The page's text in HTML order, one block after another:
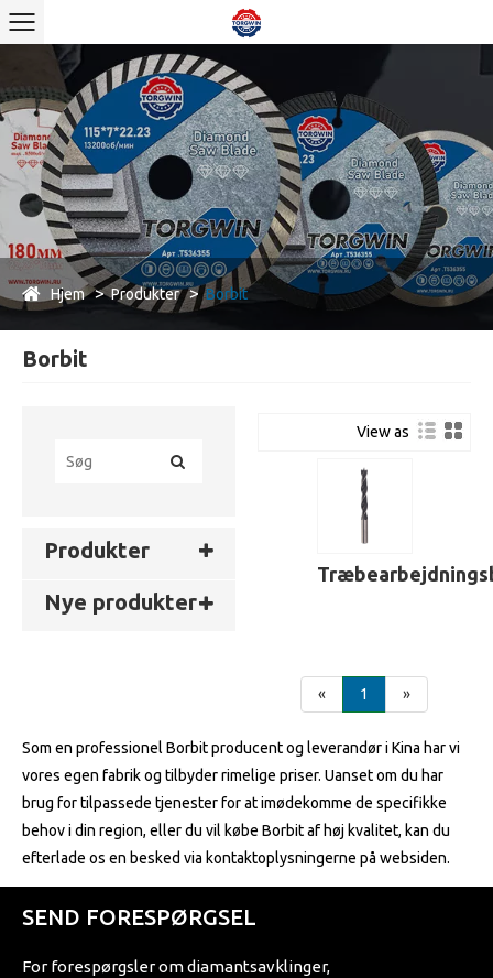
Hjem Produkter Borbit
Borbit
Produkter
Nye produkter
View as
« 1 »
Som en professionel Borbit producent og leverandør i Kina har vi
vores egen fabrik og tilbyder rimelige priser. Uanset om du har
brug for tilpassede tjenester for at imødekomme de specifikke
behov i din region, eller du vil købe Borbit af høj kvalitet, kan du
efterlade os en besked via kontaktoplysningerne på websiden.
SEND FORESPØRGSEL
For forespørgsler om diamantsavklinger,